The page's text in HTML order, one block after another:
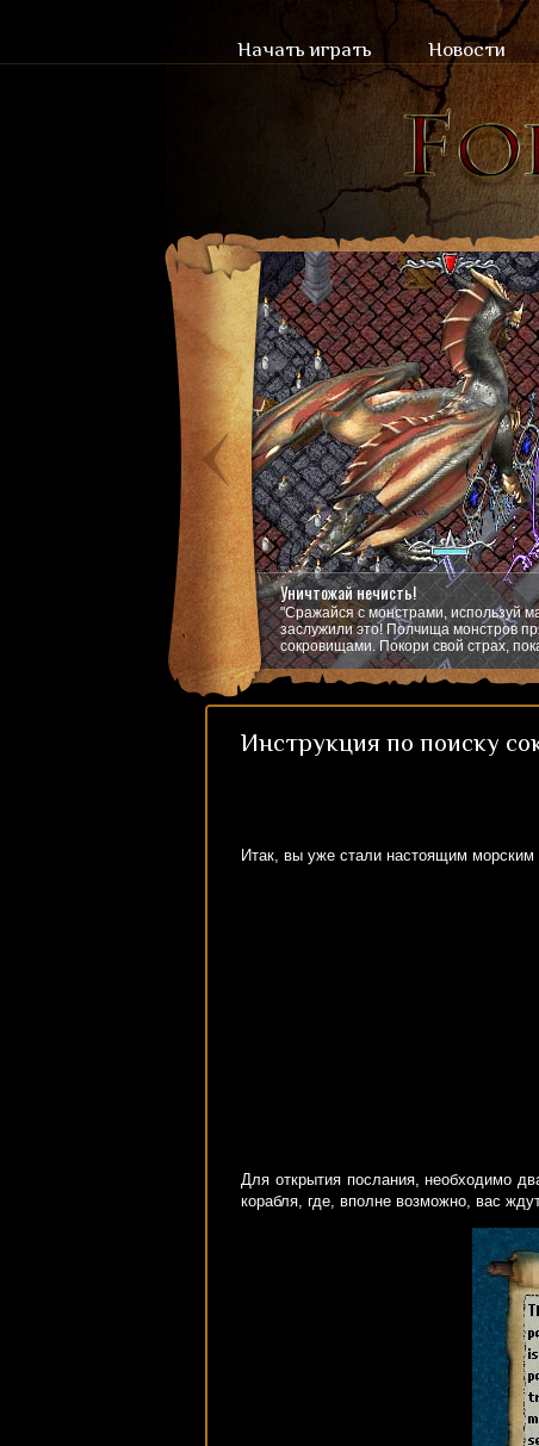
Начать играть Новости
Уничтожай нечисть!
"Сражайся с монстрами, используй
заслужили это! Полчища монстров
сокровищами. Покори свой страх,
Инструкция по поиску
Итак, вы уже стали настоящим
Для открытия послания, необходимо
корабля, где, вполне возможно, вас